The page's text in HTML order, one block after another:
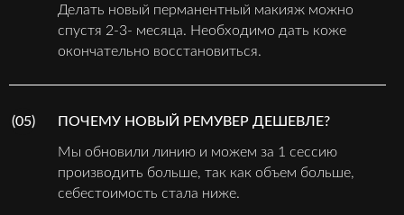
Делать новый перманентный макияж можно
спустя 2-3- месяца. Необходимо дать коже
окончательно восстановиться.
(05) ПОЧЕМУ НОВЫЙ РЕМУВЕР ДЕШЕВЛЕ?
Мы обновили линию и можем за 1 сессию
производить больше, так как объем больше,
себестоимость стала ниже.